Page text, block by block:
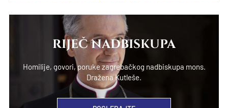
RIJEČ NADBISKUPA
Homilije, govori, poruke zagrebačkog nadbiskupa mons.
Dražena Kutleše.